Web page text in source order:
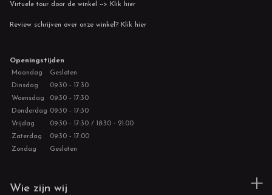
Virtuele tour door de winkel --> Klik hier
Review schrijven over onze winkel? Klik hier
Openingstijden
Maandag
Gesloten
Dinsdag
09:30 - 17:30
Woensdag
09:30 - 17:30
Donderdag 09:30 - 17:30
Vrijdag
09:30 - 17:30 / 18:30 - 21:00
Zaterdag
09:30 - 17:00
Zondag
Gesloten
Wie zijn wij